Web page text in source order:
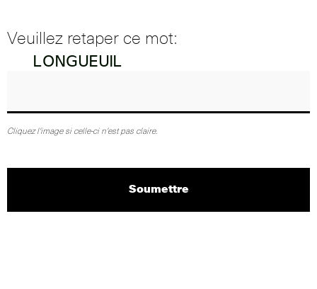
Veuillez retaper ce mot:
Cliquez l'image si celle-ci n'est pas claire.
Soumettre